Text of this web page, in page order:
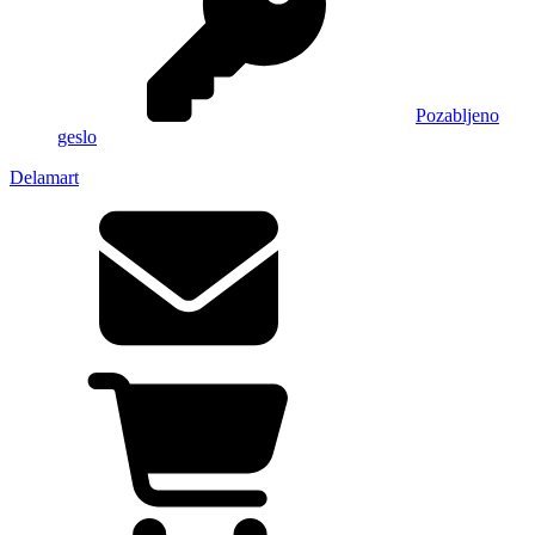
Pozabljeno
geslo
Delamart